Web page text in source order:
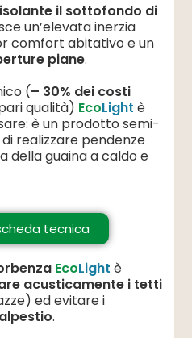
il sottofondo di
un’elevata inerzia
comfort abitativo e un
piane.
(– 30% dei costi
qualità) EcoLight è
è un prodotto semi-
realizzare pendenze
della guaina a caldo e
tecnica
EcoLight è
acusticamente i tetti
ed evitare i
.